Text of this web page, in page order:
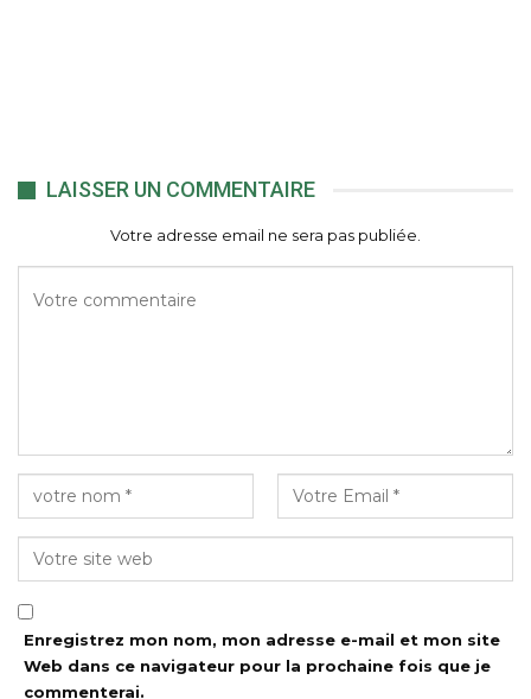
LAISSER UN COMMENTAIRE
Votre adresse email ne sera pas publiée.
Enregistrez mon nom, mon adresse e-mail et mon site
Web dans ce navigateur pour la prochaine fois que je
commenterai.